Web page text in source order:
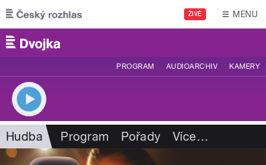
Přejít k hlavnímu obsahu
ŽIVĚ MENU
PROGRAM AUDIOARCHIV KAMERY
Hudba Program Pořady Více…